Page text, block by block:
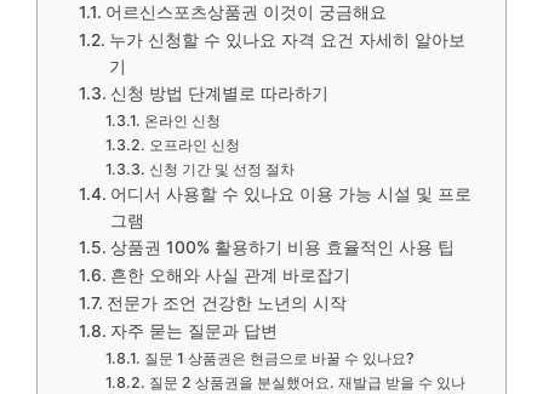
어르신스포츠상품권 이것이 궁금해요
누가 신청할 수 있나요 자격 요건 자세히 알아보
기
신청 방법 단계별로 따라하기
온라인 신청
오프라인 신청
신청 기간 및 선정 절차
어디서 사용할 수 있나요 이용 가능 시설 및 프로
그램
상품권 100% 활용하기 비용 효율적인 사용 팁
흔한 오해와 사실 관계 바로잡기
전문가 조언 건강한 노년의 시작
자주 묻는 질문과 답변
질문 1 상품권은 현금으로 바꿀 수 있나요?
질문 2 상품권을 분실했어요. 재발급 받을 수 있나